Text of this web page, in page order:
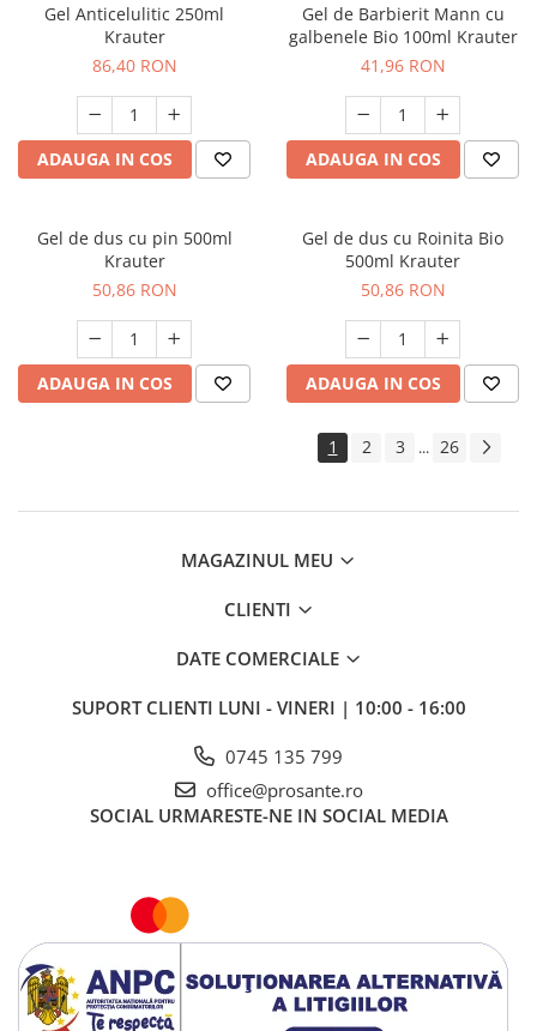
Gel Anticelulitic 250ml
Krauter
86,40 RON
ADAUGA IN COS
Gel de Barbierit Mann cu
galbenele Bio 100ml Krauter
41,96 RON
ADAUGA IN COS
Gel de dus cu pin 500ml
Krauter
50,86 RON
ADAUGA IN COS
Gel de dus cu Roinita Bio
500ml Krauter
50,86 RON
ADAUGA IN COS
1 2 3 ... 26
MAGAZINUL MEU
CLIENTI
DATE COMERCIALE
SUPORT CLIENTI LUNI - VINERI | 10:00 - 16:00
0745 135 799
office@prosante.ro
SOCIAL URMARESTE-NE IN SOCIAL MEDIA